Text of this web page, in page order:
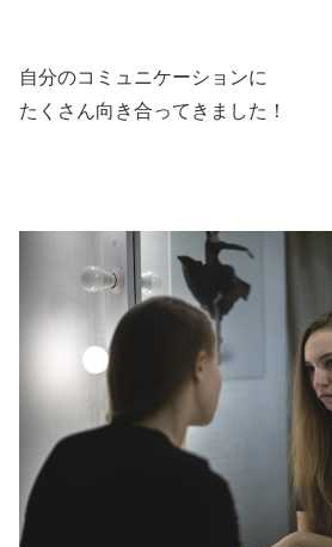
自分のコミュニケーションに
たくさん向き合ってきました！